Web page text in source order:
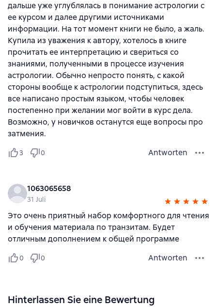
дальше уже углублялась в понимание астрологии с
ее курсом и далее другими источниками
информации. На тот момент книги не было, а жаль.
Купила из уважения к автору, хотелось в книге
прочитать ее интерпретацию и свериться со
знаниями, полученными в процессе изучения
астрологии. Обычно непросто понять, с какой
стороны вообще к астрологии подступиться, здесь
все написано простым языком, чтобы человек
постепенно при желании мог войти в курс дела.
Возможно, у новичков останутся еще вопросы про
затмения.
3 0 Antworten
1063065658
31 Juli
Это очень приятный набор комфортного для чтения
и обучения материала по транзитам. Будет
отличным дополнением к общей программе
0 0 Antworten
Hinterlassen Sie eine Bewertung